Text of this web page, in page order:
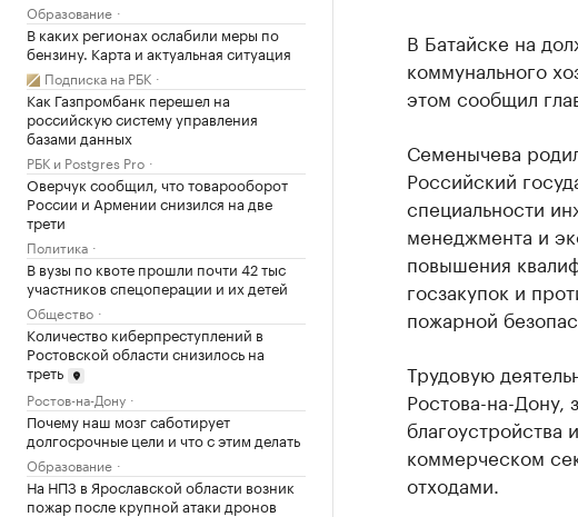
Образование
В каких регионах ослабили меры по
бензину. Карта и актуальная ситуация
Подписка на РБК
Как Газпромбанк перешел на
российскую систему управления
базами данных
РБК и Postgres Pro
Оверчук сообщил, что товарооборот
России и Армении снизился на две
трети
Политика
В вузы по квоте прошли почти 42 тыс
участников спецоперации и их детей
Общество
Количество киберпреступлений в
Ростовской области снизилось на
треть
Ростов-на-Дону
Почему наш мозг саботирует
долгосрочные цели и что с этим делать
Образование
На НПЗ в Ярославской области возник
пожар после крупной атаки дронов
В Батайске на
коммунального
этом сообщил
Семенычева
Российский
специальности
менеджмента и
повышения
госзакупок и
пожарной
Трудовую
Ростова-на-Дону,
благоустройства
коммерческом
отходами.